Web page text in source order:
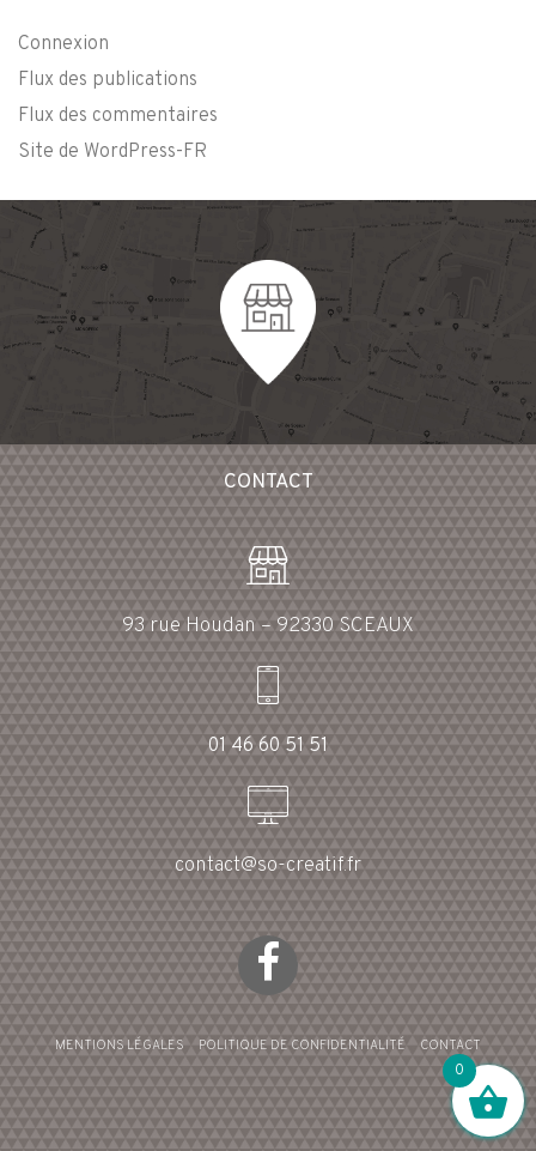
Connexion
Flux des publications
Flux des commentaires
Site de WordPress-FR
CONTACT
93 rue Houdan – 92330 SCEAUX
01 46 60 51 51
contact@so-creatif.fr
MENTIONS LÉGALES POLITIQUE DE CONFIDENTIALITÉ CONTACT
0